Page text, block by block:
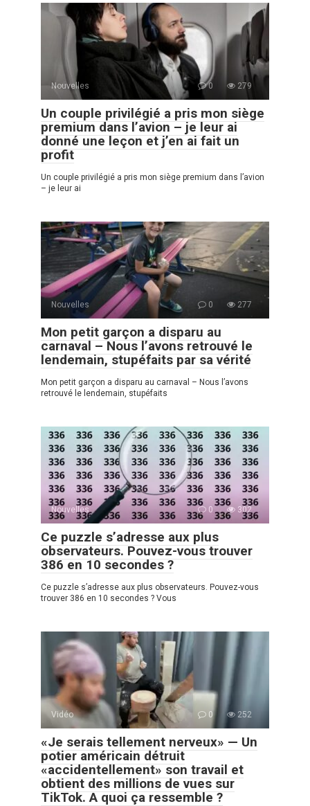
Nouvelles 0 279
Un couple privilégié a pris mon siège
premium dans l’avion – je leur ai
donné une leçon et j’en ai fait un
profit
Un couple privilégié a pris mon siège premium dans l’avion
– je leur ai
Nouvelles 0 277
Mon petit garçon a disparu au
carnaval – Nous l’avons retrouvé le
lendemain, stupéfaits par sa vérité
Mon petit garçon a disparu au carnaval – Nous l’avons
retrouvé le lendemain, stupéfaits
Nouvelles 0 302
Ce puzzle s’adresse aux plus
observateurs. Pouvez-vous trouver
386 en 10 secondes ?
Ce puzzle s’adresse aux plus observateurs. Pouvez-vous
trouver 386 en 10 secondes ? Vous
Vidéo 0 252
«Je serais tellement nerveux» — Un
potier américain détruit
«accidentellement» son travail et
obtient des millions de vues sur
TikTok. A quoi ça ressemble ?